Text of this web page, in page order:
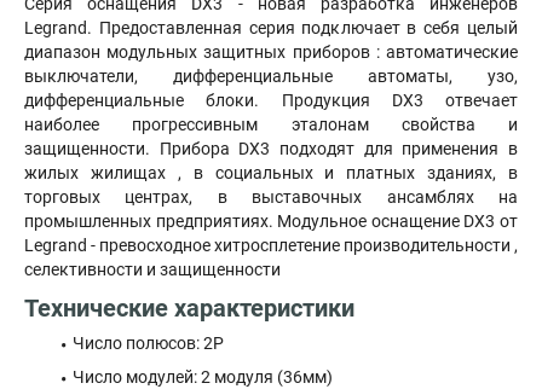
Legrand. Предоставленная серия подключает в себя целый
диапазон модульных защитных приборов : автоматические
выключатели, дифференциальные автоматы, узо,
дифференциальные блоки. Продукция DX3 отвечает
наиболее прогрессивным эталонам свойства и
защищенности. Прибора DX3 подходят для применения в
жилых жилищах , в социальных и платных зданиях, в
торговых центрах, в выставочных ансамблях на
промышленных предприятиях. Модульное оснащение DX3 от
Legrand - превосходное хитросплетение производительности ,
селективности и защищенности
Технические характеристики
Число полюсов: 2P
Число модулей: 2 модуля (36мм)